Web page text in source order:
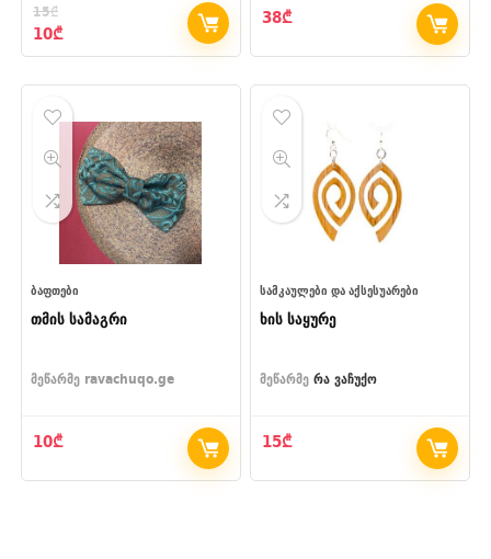
15₾
Original
price
10₾Current
price
38₾
ᲑᲐᲤᲗᲔᲑᲘ
თმის სამაგრი
მეწარმე ravachuqo.ge
10₾
ᲡᲐᲛᲙᲐᲣᲚᲔᲑᲘ ᲓᲐ ᲐᲥᲡᲔᲡᲣᲐᲠᲔᲑᲘ
ხის საყურე
მეწარმე რა ვაჩუქო
15₾